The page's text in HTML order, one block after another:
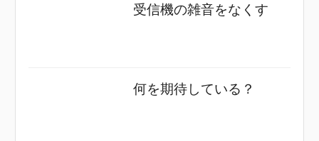
受信機の雑音をなくす
何を期待している？